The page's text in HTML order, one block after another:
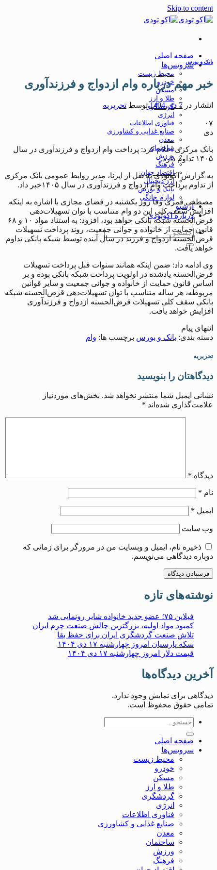
Skip to content
صفحه اصلی
سرویس‌ها
محیط زیست
خودرو
مسکن
طلا و ارز
گردشگری
انرژی
فناوری اطلاعات
صنایع غذایی و کشاورزی
معدن
ساختمان
ورزش
فرهنگ
اقتصاد جهان
ارز دیجیتال
بانک و بورس
لوازم خانگی
آرشیو
درباره اکوتودی
بانک و بورس
خبر مهم درباره وام ازدواج و فرزندآوری
انتشار در 7 دی 1404 توسط تحریریه
۰۷
دی
بانک مرکزی اعلام کرد: پرداخت وام ازدواج و فرزندآوری در سال
۱۴۰۵ تداوم دارد.
به گزارش اکوتودی به نقل از ایرنا، مدیر روابط عمومی بانک مرکزی
از تداوم پرداخت وام ازدواج و فرزندآوری در سال ۱۴۰۵خبر داد.
مصطفی قمری وفا روز یکشنبه در فضای مجازی با اشاره به اینکه
افزایش سقف کلی این دو وام متناسب با توان تسهیلات‌دهی
قرض‌الحسنه شبکه بانکی خواهد بود، افزود: به استناد مواد ۱۰ و ۶۸
قانون حمایت از خانواده و جوانی جمعیت، روند پرداخت تسهیلات
قرض‌الحسنه ازدواج و فرزند در سال آینده توسط شبکه بانکی تداوم
خواهد یافت.
وی ادامه داد: ضمن اینکه همانند سنوات قبل پرداخت تسهیلات
قرض‌الحسنه یادشده در اولویت پرداخت شبکه بانکی بوده و بر
اساس قانون حمایت از خانواده و جوانی جمعیت و سایر قوانین
مربوطه، هر ساله متناسب با توان تسهیلات‌دهی قرض‌الحسنه شبکه
بانکی سقف کلی تسهیلات قرض‌الحسنه ازدواج و فرزندآوری
افزایش خواهد یافت.
انتهای پیام
دسته بندی: بانک و بورس برچسب ها: وام
تحریریه
دیدگاهتان را بنویسید
نشانی ایمیل شما منتشر نخواهد شد. بخش‌های موردنیاز
علامت‌گذاری شده‌اند *
دیدگاه *
نام *
ایمیل *
وب‌ سایت
ذخیره نام، ایمیل و وبسایت من در مرورگر برای زمانی که
دوباره دیدگاهی می‌نویسم.
نوشته‌های تازه
فیلاین ۷۵؛ عضو جدید خانواده شایر رونمایی شد
کمبود مواد اولیه، بزرگترین چالش صنعت چرم ایران
تلاش صنعت گردشگری ایران برای حفظ بقا
سکه پارسیان امروز چهارشنبه ۱۷ دی ۱۴۰۴
قیمت دلار امروز چهارشنبه ۱۷ دی ۱۴۰۴
آخرین دیدگاه‌ها
دیدگاهی برای نمایش وجود ندارد.
تمامی حقوق محفوظ است.
صفحه اصلی
سرویس‌ها
محیط زیست
خودرو
مسکن
طلا و ارز
گردشگری
انرژی
فناوری اطلاعات
صنایع غذایی و کشاورزی
معدن
ساختمان
ورزش
فرهنگ